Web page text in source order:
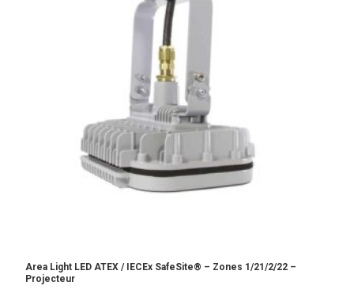
Area Light LED ATEX / IECEx SafeSite® – Zones 1/21/2/22 –
Projecteur